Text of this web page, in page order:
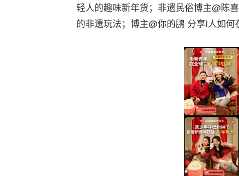
轻人的趣味新年货；非遗民俗博主@陈
的非遗玩法；博主@你的鹏 分享I人如何